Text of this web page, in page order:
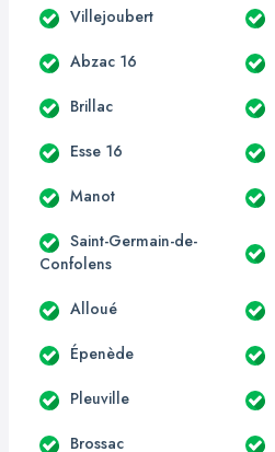
Villejoubert
Abzac 16
Brillac
Esse 16
Manot
Saint-Germain-de-
Confolens
Alloué
Épenède
Pleuville
Brossac